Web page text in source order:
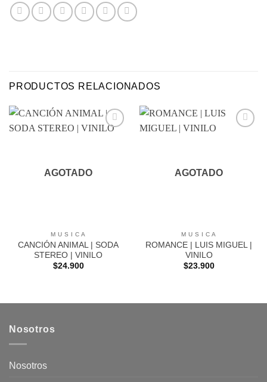
PRODUCTOS RELACIONADOS
AGOTADO
M U S I C A
CANCIÓN ANIMAL | SODA
STEREO | VINILO
$24.900
AGOTADO
M U S I C A
ROMANCE | LUIS MIGUEL |
VINILO
$23.900
Nosotros
Nosotros